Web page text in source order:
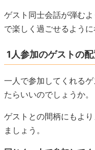
ゲストとの間柄にもよ
ましょう。
同じく一人で参加して
中学時代の友人なら高
う考慮しましょう。